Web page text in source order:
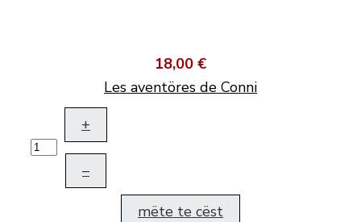
18,00 €
Les aventöres de Conni
+
–
mëte te cëst